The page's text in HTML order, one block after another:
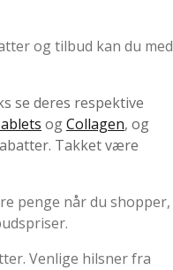
og tilbud kan du med
se deres respektive
ogCollagen, og
Takket være
penge når du shopper,
Venlige hilsner fra